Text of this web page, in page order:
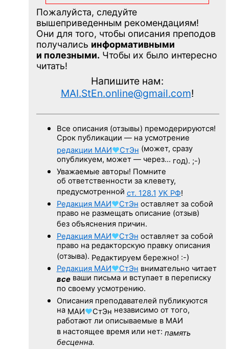
Пожалуйста, следуйте
вышеприведенным рекомендациям!
Они для того, чтобы описания преподов
получались информативными
и полезными. Чтобы их было интересно
читать!
Напишите нам:
MAI.StEn.online@gmail.com!
Все описания (отзывы) премодерируются!
Срок публикации — на усмотрение
редакции МАИ♥СтЭн (может, сразу
опубликуем, может — через… год). ;-)
Уважаемые авторы! Помните
об ответственности за клевету,
предусмотренной ст. 128.1 УК РФ!
Редакция МАИ♥СтЭн оставляет за собой
право не размещать описание (отзыв)
без объяснения причин.
Редакция МАИ♥СтЭн оставляет за собой
право на редакторскую правку описания
(отзыва). Редактируем бережно! :-)
Редакция МАИ♥СтЭн внимательно читает
всеваши письма и вступает в переписку
по своему усмотрению.
Описания преподавателей публикуются
на МАИ♥СтЭн независимо от того,
работают ли описываемые в МАИ
в настоящее время или нет: память
бесценна.